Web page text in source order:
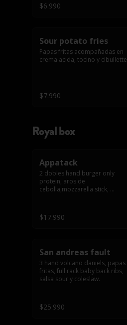
$6.990
Sour potato fries
Papas fritas acompañadas en
crema acida, tocino y cibullette
$7.990
Royal box
Appatack
2 dobles hand burger only
protein, aros de
cebolla,mozzarella stick,
queso y tocino crispy
$17.990
San andreas fault
3 hand volcano daniels, papas
fritas, full rack baby back ribs,
salsa sour y coleslaw.
$25.990